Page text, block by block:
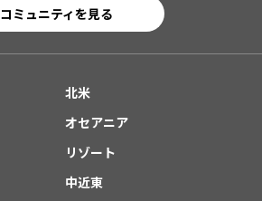
コミュニティを見る
北米
オセアニア
リゾート
中近東